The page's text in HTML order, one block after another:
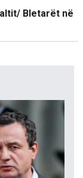
Bletarët në